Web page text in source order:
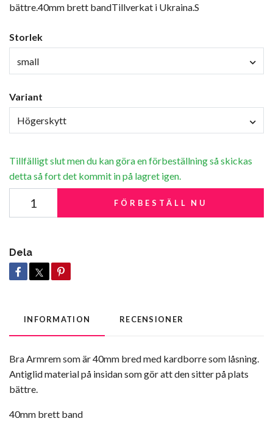
bättre.40mm brett bandTillverkat i Ukraina.S
Storlek
small
Variant
Högerskytt
Tillfälligt slut men du kan göra en förbeställning så skickas
detta så fort det kommit in på lagret igen.
FÖRBESTÄLL NU
Dela
INFORMATION RECENSIONER
Bra Armrem som är 40mm bred med kardborre som låsning.
Antiglid material på insidan som gör att den sitter på plats
bättre.
40mm brett band